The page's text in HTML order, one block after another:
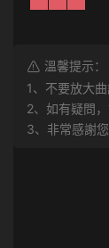
溫馨提示：
1、不要放大
2、如有疑問
3、非常感謝